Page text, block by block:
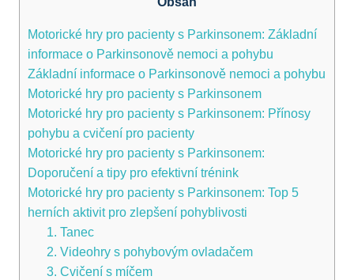
Motorické hry pro pacienty s Parkinsonem: Základní
informace o Parkinsonově nemoci a pohybu
Základní informace o Parkinsonově nemoci a pohybu
Motorické hry pro pacienty s Parkinsonem
Motorické⁢ hry⁤ pro pacienty ⁢s Parkinsonem:‌ Přínosy
‌pohybu a cvičení pro pacienty
Motorické hry pro pacienty s Parkinsonem:
Doporučení a tipy pro efektivní trénink
Motorické hry pro pacienty s Parkinsonem: Top 5
herních aktivit pro zlepšení ‍pohyblivosti
1. Tanec
2. Videohry s pohybovým ovladačem
3. Cvičení s míčem